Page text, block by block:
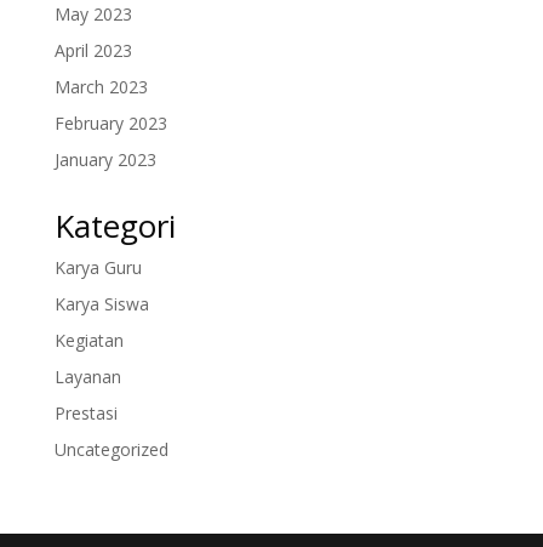
May 2023
April 2023
March 2023
February 2023
January 2023
Kategori
Karya Guru
Karya Siswa
Kegiatan
Layanan
Prestasi
Uncategorized